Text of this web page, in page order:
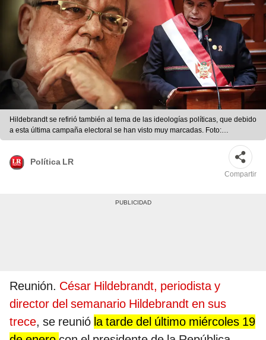
Hildebrandt se refirió también al tema de las ideologías políticas, que debido
a esta última campaña electoral se han visto muy marcadas. Foto:
composición Gerson Cardoso/La República
Política LR
Compartir
Reunión. César Hildebrandt, periodista y
director del semanario Hildebrandt en sus
trece, se reunió la tarde del último miércoles 19